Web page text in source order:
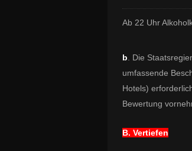
Ab 22 Uhr
b . Die
umfassende
Hotels)
Bewertung
B. Vertiefen